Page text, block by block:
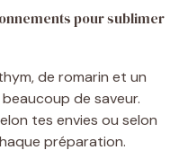
pour sublimer
de romarin et un
de saveur.
tes envies ou selon
préparation.